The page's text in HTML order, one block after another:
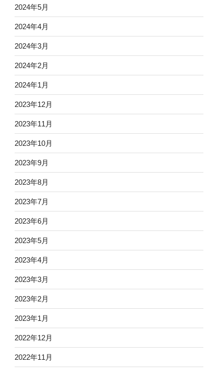
2024年5月
2024年4月
2024年3月
2024年2月
2024年1月
2023年12月
2023年11月
2023年10月
2023年9月
2023年8月
2023年7月
2023年6月
2023年5月
2023年4月
2023年3月
2023年2月
2023年1月
2022年12月
2022年11月